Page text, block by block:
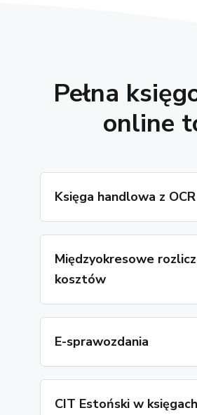
Pełna
online
Księga handlowa z OCR
Międzyokresowe
kosztów
E-sprawozdania
CIT Estoński w księgach